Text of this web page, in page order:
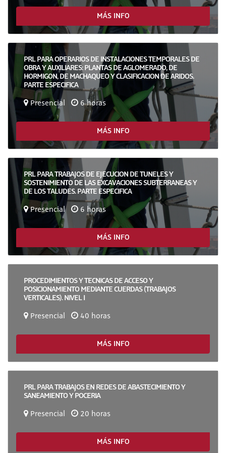
MÁS INFO
PRL PARA OPERARIOS DE INSTALACIONES TEMPORALES DE
OBRA Y AUXILIARES: PLANTAS DE AGLOMERADO, DE
HORMIGON, DE MACHAQUEO Y CLASIFICACION DE ARIDOS.
PARTE ESPECIFICA
Presencial 6 horas
MÁS INFO
PRL PARA TRABAJOS DE EJECUCION DE TUNELES Y
SOSTENIMIENTO DE LAS EXCAVACIONES SUBTERRANEAS Y
DE LOS TALUDES. PARTE ESPECIFICA
Presencial 6 horas
MÁS INFO
PROCEDIMIENTOS Y TECNICAS DE ACCESO Y
POSICIONAMIENTO MEDIANTE CUERDAS (TRABAJOS
VERTICALES). NIVEL I
Presencial 40 horas
MÁS INFO
PRL PARA TRABAJOS EN REDES DE ABASTECIMIENTO Y
SANEAMIENTO Y POCERIA
Presencial 20 horas
MÁS INFO